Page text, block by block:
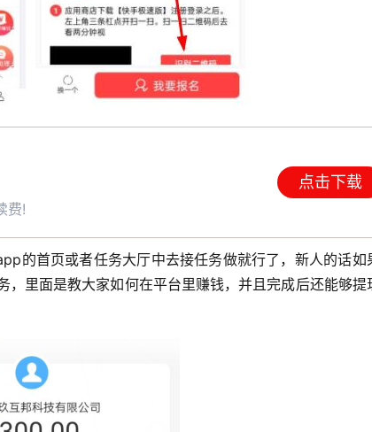
费!
点击下载
的首页或者任务大厅中去接任务做就行了，新人的话如
里面是教大家如何在平台里赚钱，并且完成后还能够提